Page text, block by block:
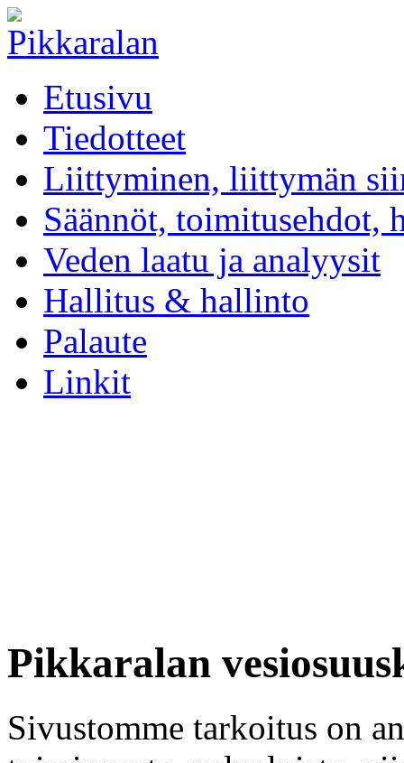
Etusivu
Tiedotteet
Liittyminen, liittymän
Säännöt, toimitusehdot,
Veden laatu ja analyysit
Hallitus & hallinto
Palaute
Linkit
Pikkaralan
Sivustomme tarkoitus on